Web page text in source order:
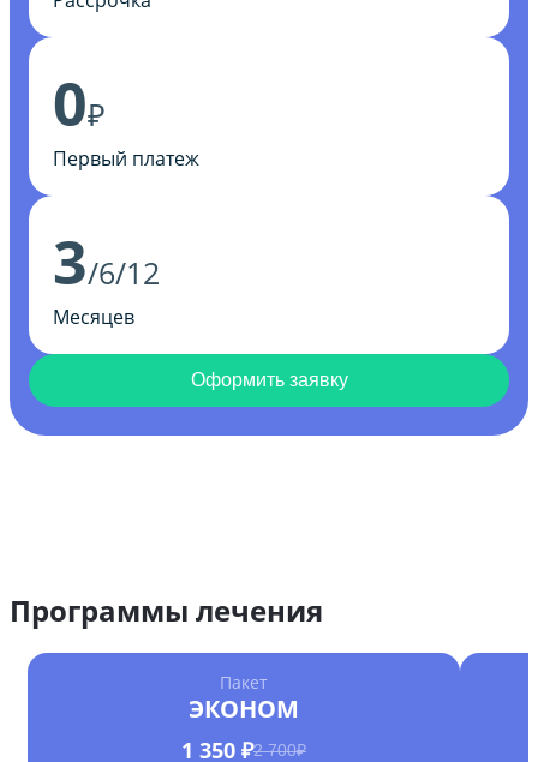
0₽
Первый платеж
3/6/12
Месяцев
Оформить заявку
Программы лечения
Пакет
ЭКОНОМ
1 350 ₽2 700₽